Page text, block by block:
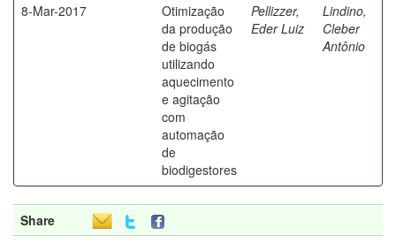
8-Mar-2017
Otimização
da produção
de biogás
utilizando
aquecimento
e agitação
com
automação
de
biodigestores
Pellizzer,
Eder Luiz
Lindino,
Cleber
Antônio
Share